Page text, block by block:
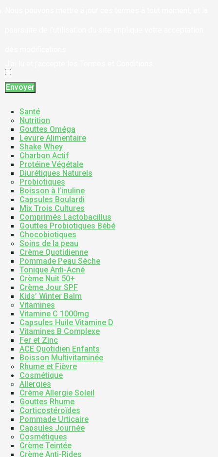
Envoyer
Santé
Nutrition
Gouttes Oméga
Levure Alimentaire
Shake Whey
Charbon Actif
Protéine Végétale
Diurétiques Naturels
Probiotiques
Boisson à l’inuline
Capsules Boulardi
Mix Trois Cultures
Comprimés Lactobacillus
Gouttes Probiotiques Bébé
Chocobiotiques
Soins de la peau
Crème Quotidienne
Pommade Peau Sèche
Tonique Anti-Acné
Crème Nuit 50+
Crème Jour SPF
Kids’ Winter Balm
Vitamines
Vitamine C 1000mg
Capsules Huile Vitamine D
Vitamines B Complexe
Fer et Zinc
ACE Quotidien Enfants
Boisson Multivitaminée
Rhume et Fièvre
Cosmétique
Allergies
Crème Allergie Soleil
Gouttes Rhume
Corticostéroïdes
Pommade Urticaire
Capsules Journée
Cosmétiques
Crème Teintée
Crème Anti-Rides